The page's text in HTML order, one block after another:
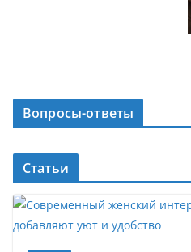
Вопросы-ответы
Статьи